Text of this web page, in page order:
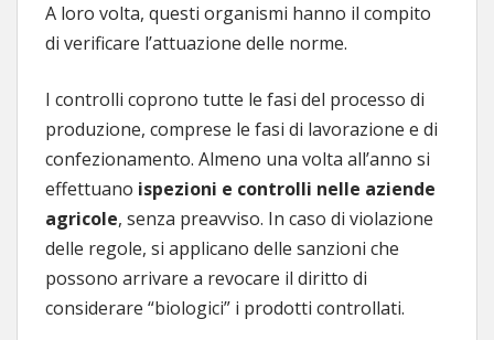
A loro volta, questi organismi hanno il compito
di verificare l’attuazione delle norme.
I controlli coprono tutte le fasi del processo di
produzione, comprese le fasi di lavorazione e di
confezionamento. Almeno una volta all’anno si
effettuano ispezioni e controlli nelle aziende
agricole, senza preavviso. In caso di violazione
delle regole, si applicano delle sanzioni che
possono arrivare a revocare il diritto di
considerare “biologici” i prodotti controllati.